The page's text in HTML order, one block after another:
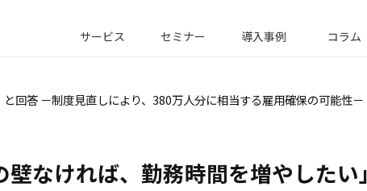
サービス セミナー 導入事例 コラム
回答 －制度見直しにより、380万人分に相当する雇用確保の可能性－
なければ、勤務時間を増やしたい